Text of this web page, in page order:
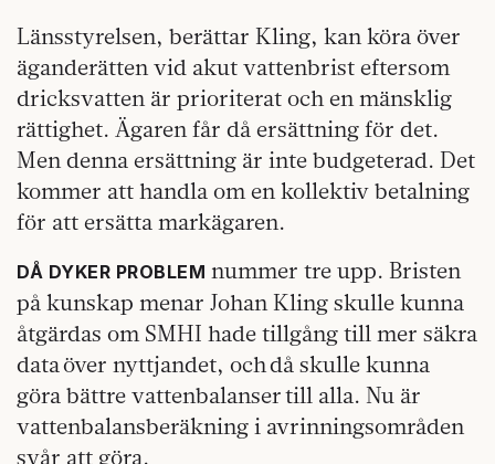
Länsstyrelsen, berättar Kling, kan köra över
äganderätten vid akut vattenbrist eftersom
dricksvatten är prioriterat och en mänsklig
rättighet. Ägaren får då ersättning för det.
Men denna ersättning är inte budgeterad. Det
kommer att handla om en kollektiv betalning
för att ersätta markägaren.
DÅ DYKER PROBLEM nummer tre upp. Bristen
på kunskap menar Johan Kling skulle kunna
åtgärdas om SMHI hade tillgång till mer säkra
data över nyttjandet, och då skulle kunna
göra bättre vattenbalanser till alla. Nu är
vattenbalansberäkning i avrinningsområden
svår att göra.